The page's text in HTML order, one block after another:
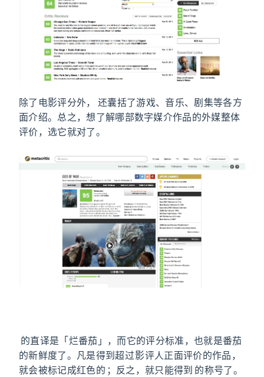
除了电影评分外，Metacritic 还囊括了游戏、音乐、剧集等各方
面介绍。总之，想了解哪部数字媒介作品的外媒整体
评价，选它就对了。
的直译是「烂番茄」，而它的评分标准，也就是番茄
的新鲜度了。凡是得到超过 60% 影评人正面评价的作品，
就会被标记成红色的 Fresh；反之，就只能得到 Rotten 的称号了。